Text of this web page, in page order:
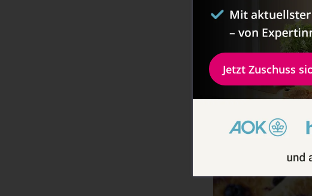
1. Was ist
Jetzt Zuschuss